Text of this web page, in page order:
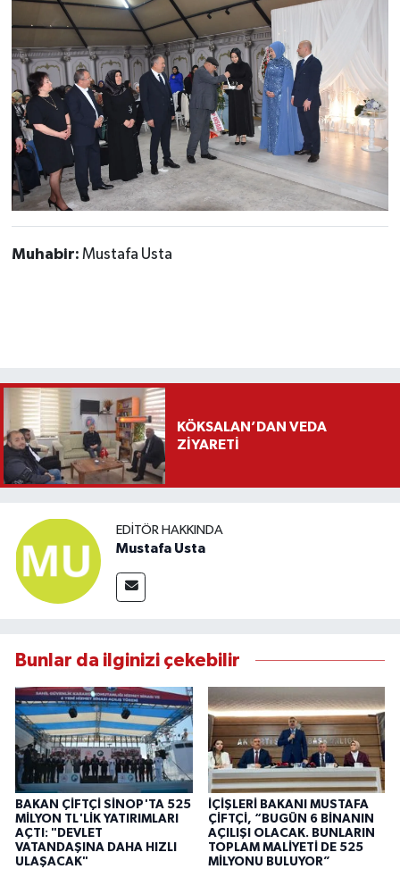
Muhabir: Mustafa Usta
KÖKSALAN’DAN VEDA
ZİYARETİ
EDITÖR HAKKINDA
Mustafa Usta
Bunlar da ilginizi çekebilir
BAKAN ÇİFTÇİ SİNOP'TA 525
MİLYON TL'LİK YATIRIMLARI
AÇTI: "DEVLET
VATANDAŞINA DAHA HIZLI
ULAŞACAK"
İÇİŞLERİ BAKANI MUSTAFA
ÇİFTÇİ, “BUGÜN 6 BİNANIN
AÇILIŞI OLACAK. BUNLARIN
TOPLAM MALİYETİ DE 525
MİLYONU BULUYOR”